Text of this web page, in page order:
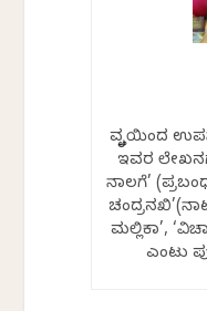
ವೃತ್ತಿಯಿಂದ
ಇವರ
ನಾಲಗೆ’
ಮಲ್ಲಿಕಾ’,
ಎಂಟು